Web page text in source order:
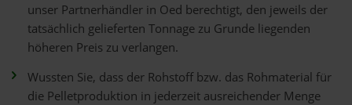
unser Partnerhändler in Oed berechtigt, den jeweils der
tatsächlich gelieferten Tonnage zu Grunde liegenden
höheren Preis zu verlangen.
Wussten Sie, dass der Rohstoff bzw. das Rohmaterial für
die Pelletproduktion in jederzeit ausreichender Menge